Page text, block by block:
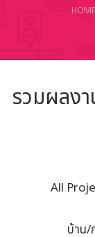
HOME
รวมผลง
All
บ้าน